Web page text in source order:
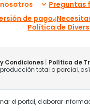
el portal, elaborar